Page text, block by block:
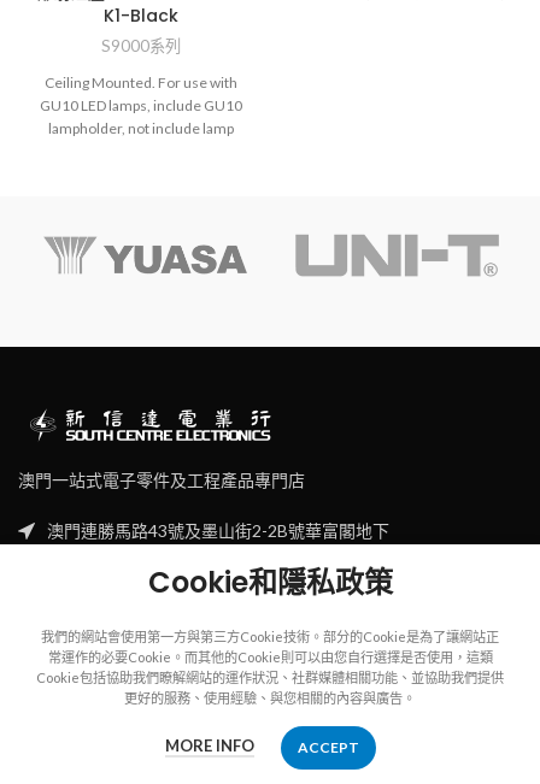
K1-Black
S9000系列
Ceiling Mounted. For use with
GU10 LED lamps, include GU10
lampholder, not include lamp
澳門一站式電子零件及工程產品專門店
澳門連勝馬路43號及墨山街2-2B號華富閣地下
2023SOUTH CENTRE ELECTRIONCISAll rights reserved.
Cookie和隱私政策
我們的網站會使用第一方與第三方Cookie技術。部分的Cookie是為了讓網站正
常運作的必要Cookie。而其他的Cookie則可以由您自行選擇是否使用，這類
Cookie包括協助我們瞭解網站的運作狀況、社群媒體相關功能、並協助我們提供
更好的服務、使用經驗、與您相關的內容與廣告。
MORE INFO ACCEPT